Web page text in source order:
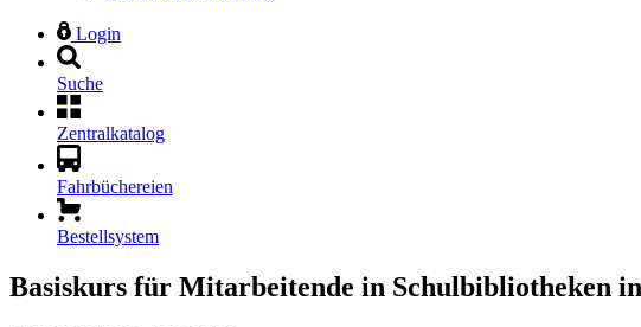
Login
Suche
Zentralkatalog
Fahrbüchereien
Bestellsystem
Basiskurs für Mitarbeitende in Schulbibliotheken